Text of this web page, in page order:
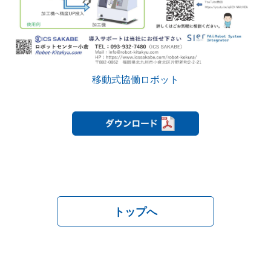
移動式協働ロボット
トップへ